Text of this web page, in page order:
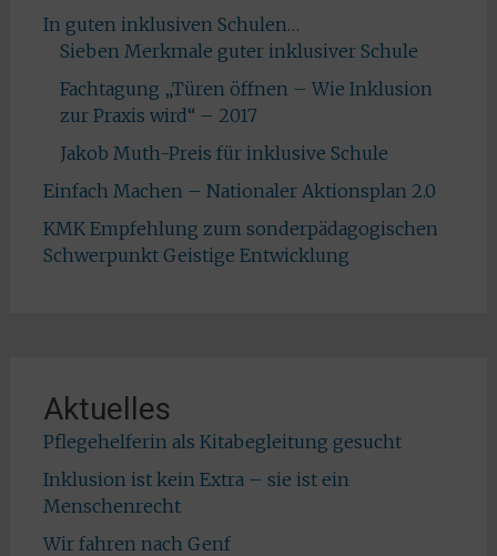
In guten inklusiven Schulen…
Sieben Merkmale guter inklusiver Schule
Fachtagung „Türen öffnen – Wie Inklusion
zur Praxis wird“ – 2017
Jakob Muth-Preis für inklusive Schule
Einfach Machen – Nationaler Aktionsplan 2.0
KMK Empfehlung zum sonderpädagogischen
Schwerpunkt Geistige Entwicklung
Aktuelles
Pflegehelferin als Kitabegleitung gesucht
Inklusion ist kein Extra – sie ist ein
Menschenrecht
Wir fahren nach Genf